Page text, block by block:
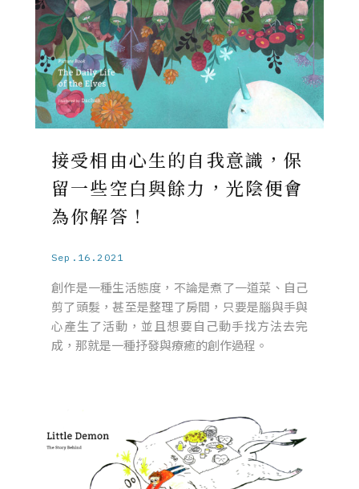
接受相由心生的自我意識，保
留一些空白與餘力，光陰便會
為你解答！
Sep.16.2021
創作是一種生活態度，不論是煮了一道菜、自己
剪了頭髮，甚至是整理了房間，只要是腦與手與
心產生了活動，並且想要自己動手找方法去完
成，那就是一種抒發與療癒的創作過程。